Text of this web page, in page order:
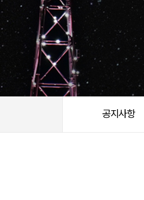
공지사항